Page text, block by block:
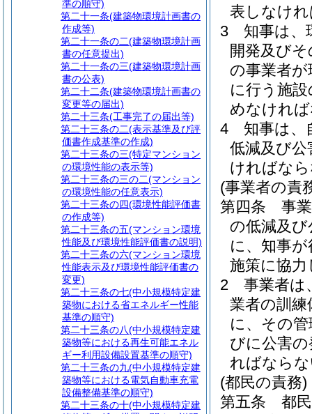
表しなけ
3
知事は、
開発及び
の事業者
に行う施
めなけれ
4
知事は、
低減及び
ければな
(事業者の責
第四条
事
の低減及
に、知事
施策に協
2
事業者は
業者の訓
に、その
びに公害
ればなら
(都民の責務)
第五条
都
準の順守)
第二十一条(建築物環境計画書の
作成等)
第二十一条の二(建築物環境計画
書の任意提出)
第二十一条の三(建築物環境計画
書の公表)
第二十二条(建築物環境計画書の
変更等の届出)
第二十三条(工事完了の届出等)
第二十三条の二(表示基準及び評
価書作成基準の作成)
第二十三条の三(特定マンション
の環境性能の表示等)
第二十三条の三の二(マンション
の環境性能の任意表示)
第二十三条の四(環境性能評価書
の作成等)
第二十三条の五(マンション環境
性能及び環境性能評価書の説明)
第二十三条の六(マンション環境
性能表示及び環境性能評価書の
変更)
第二十三条の七(中小規模特定建
築物における省エネルギー性能
基準の順守)
第二十三条の八(中小規模特定建
築物等における再生可能エネル
ギー利用設備設置基準の順守)
第二十三条の九(中小規模特定建
築物等における電気自動車充電
設備整備基準の順守)
第二十三条の十(中小規模特定建